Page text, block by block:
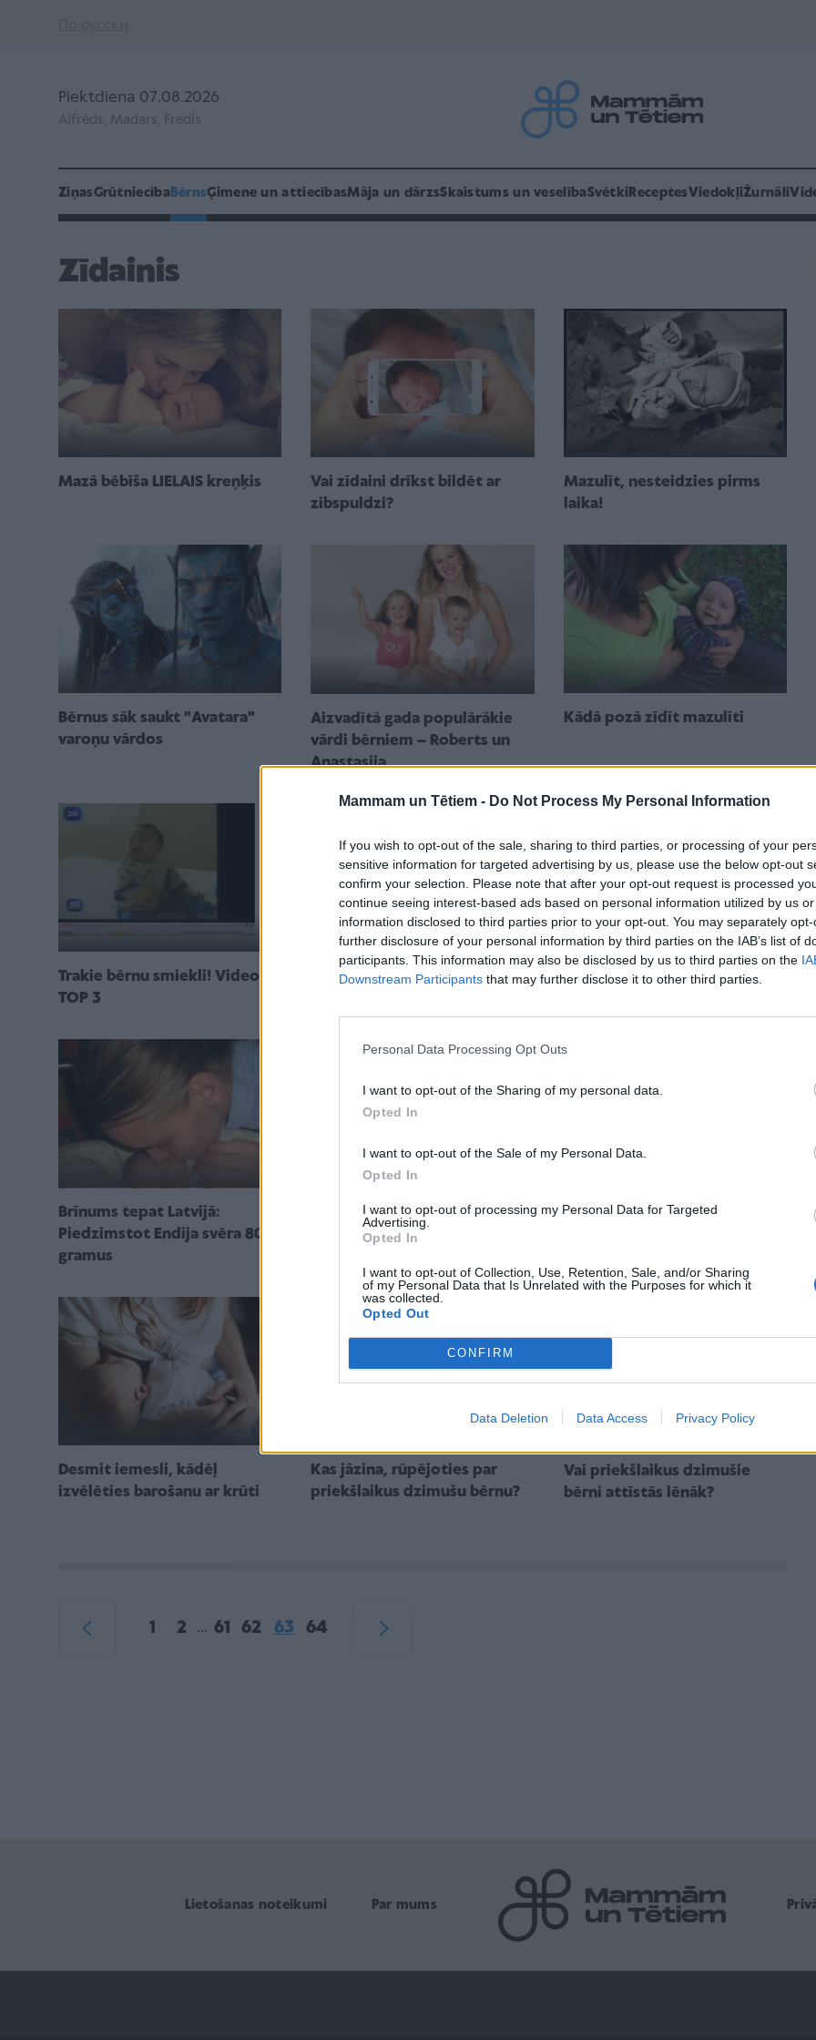
Mammam un Tētiem - Do Not Process My Personal Information
If you wish to opt-out of the sale, sharing to third parties, or processing of your
sensitive information for targeted advertising by us, please use the below opt-out
confirm your selection. Please note that after your opt-out request is processed
continue seeing interest-based ads based on personal information utilized by us
information disclosed to third parties prior to your opt-out. You may separately
further disclosure of your personal information by third parties on the IAB’s list of
participants. This information may also be disclosed by us to third parties on the
Downstream Participants that may further disclose it to other third parties.
Personal Data Processing Opt Outs
I want to opt-out of the Sharing of my personal data.
Opted In
I want to opt-out of the Sale of my Personal Data.
Opted In
I want to opt-out of processing my Personal Data for Targeted
Advertising.
Opted In
I want to opt-out of Collection, Use, Retention, Sale, and/or Sharing
of my Personal Data that Is Unrelated with the Purposes for which it
was collected.
Opted Out
CONFIRM
Data Deletion Data Access Privacy Policy
Piektdiena 07.08.2026
Alfrēds, Madars, Fredis
ZiņasGrūtniecībaBērnsĢimene un attiecībasMāja un dārzsSkaistums un veselībaSvētki ReceptesViedokļiŽurnāli
Zīdainis
Mazā bēbīša LIELAIS kreņķis
Vai zīdaini drīkst bildēt ar
zibspuldzi?
Mazulīt, nesteidzies pirms
laika!
Bērnus sāk saukt "Avatara"
varoņu vārdos
Aizvadītā gada populārākie
vārdi bērniem – Roberts un
Anastasija
Kādā pozā zīdīt mazulīti
Trakie bērnu smiekli! Video
TOP 3
Vēlos uz solāriju! Bet baroju
Kas vērtīgs ir mātes pienā
Brīnums tepat Latvijā:
Piedzimstot Endija svēra 800
gramus
Latviešu mākslinieki dēlam
dāvā vārdu Pirāts
Nia, Inella, Malika un Ratmirs
Desmit iemesli, kādēļ
izvēlēties barošanu ar krūti
Kas jāzina, rūpējoties par
priekšlaikus dzimušu bērnu?
Vai priekšlaikus dzimušie
bērni attīstās lēnāk?
1 2 ... 61 62 63 64
Lietošanas noteikumi Par mums